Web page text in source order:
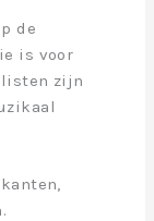
de
is voor
zijn